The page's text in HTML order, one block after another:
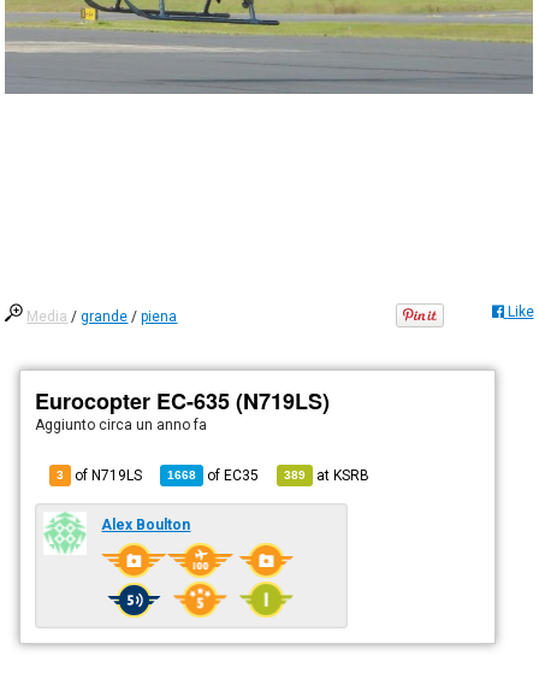
Media /grande /piena Like
Eurocopter EC-635 (N719LS)
Aggiunto circa un anno fa
3 of N719LS 1668 ofEC35 389 atKSRB
Alex Boulton